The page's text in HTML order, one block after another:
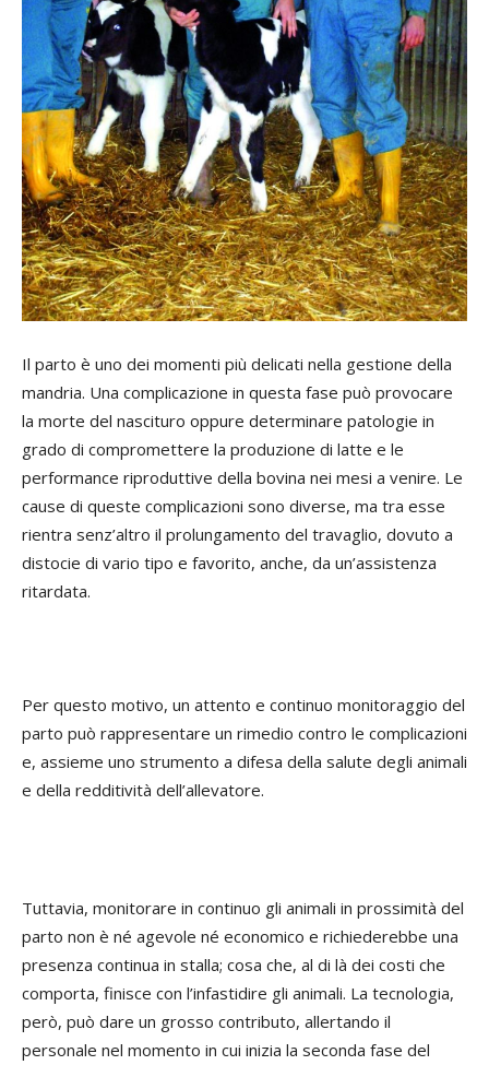
Il parto è uno dei momenti più delicati nella gestione della
mandria. Una complicazione in questa fase può provocare
la morte del nascituro oppure determinare patologie in
grado di compromettere la produzione di latte e le
performance riproduttive della bovina nei mesi a venire. Le
cause di queste complicazioni sono diverse, ma tra esse
rientra senz’altro il prolungamento del travaglio, dovuto a
distocie di vario tipo e favorito, anche, da un’assistenza
ritardata.
Per questo motivo, un attento e continuo monitoraggio del
parto può rappresentare un rimedio contro le complicazioni
e, assieme uno strumento a difesa della salute degli animali
e della redditività dell’allevatore.
Tuttavia, monitorare in continuo gli animali in prossimità del
parto non è né agevole né economico e richiederebbe una
presenza continua in stalla; cosa che, al di là dei costi che
comporta, finisce con l’infastidire gli animali. La tecnologia,
però, può dare un grosso contributo, allertando il
personale nel momento in cui inizia la seconda fase del